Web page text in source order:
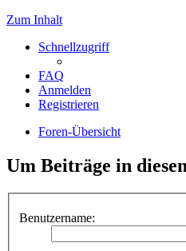
Zum Inhalt
Schnellzugriff
FAQ
Anmelden
Registrieren
Foren-Übersicht
Um Beiträge in
Benutzername: